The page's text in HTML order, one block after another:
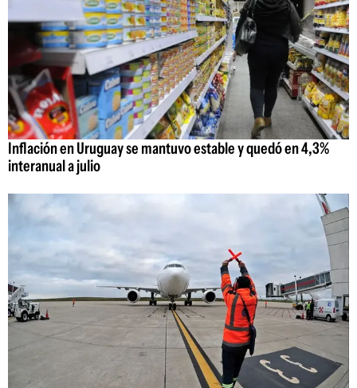
Inflación en Uruguay se mantuvo estable y quedó en 4,3%
interanual a julio